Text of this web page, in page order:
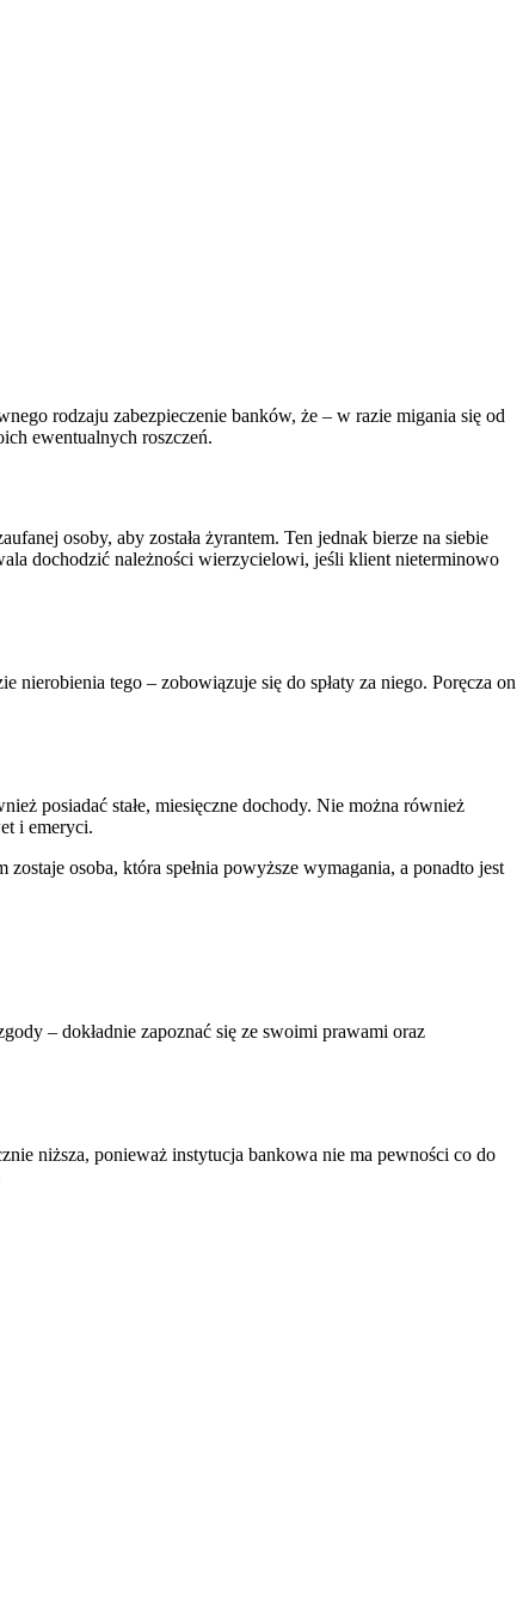
rodzaju zabezpieczenie banków, że – w razie migania się od
ewentualnych roszczeń.
osoby, aby została żyrantem. Ten jednak bierze na siebie
dochodzić należności wierzycielowi, jeśli klient nieterminowo
nierobienia tego – zobowiązuje się do spłaty za niego. Poręcza on
posiadać stałe, miesięczne dochody. Nie można również
i emeryci.
osoba, która spełnia powyższe wymagania, a ponadto jest
– dokładnie zapoznać się ze swoimi prawami oraz
niższa, ponieważ instytucja bankowa nie ma pewności co do